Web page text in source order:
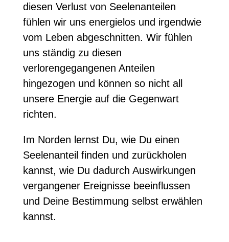
diesen Verlust von Seelenanteilen
fühlen wir uns energielos und irgendwie
vom Leben abgeschnitten. Wir fühlen
uns ständig zu diesen
verlorengegangenen Anteilen
hingezogen und können so nicht all
unsere Energie auf die Gegenwart
richten.
Im Norden lernst Du, wie Du einen
Seelenanteil finden und zurückholen
kannst, wie Du dadurch Auswirkungen
vergangener Ereignisse beeinflussen
und Deine Bestimmung selbst erwählen
kannst.